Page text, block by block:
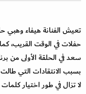
تعيش الفنانة هيفاء وهبي
حفلات في الوقت القريب،
سعد في الحلقة الأولى من
بسبب الانتقادات التي
لا تزال في طور اختيار كلمات